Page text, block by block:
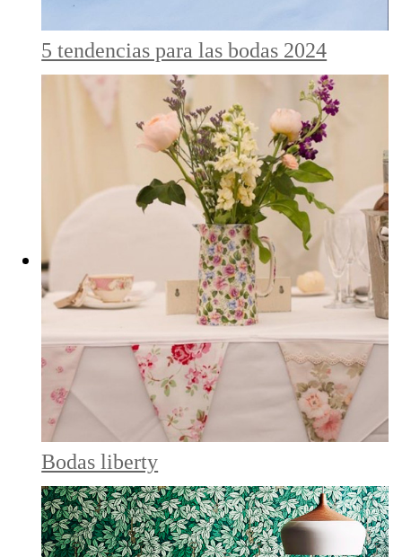
5 tendencias para las bodas 2024
Bodas liberty